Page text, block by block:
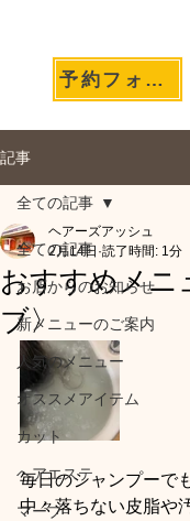
予約フォームへ
記事
全ての記事
お店からのお知らせ
新メニューのご案内
人気のメニュー
オススメアイテム
カット
ヘアエステ
マーブ
全ての記事
おすすめメニ
ブ〉
ヘアーズアッシュ
2月14日 読了時間: 1分
毎日のシャンプーで
中々落ちない皮脂や